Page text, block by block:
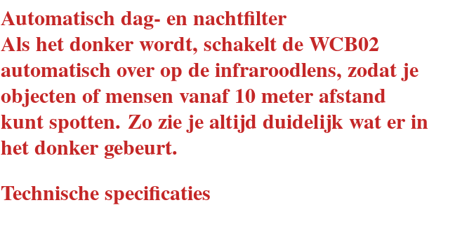
Automatisch dag- en nachtfilter
Als het donker wordt, schakelt de WCB02
automatisch over op de infraroodlens, zodat je
objecten of mensen vanaf 10 meter afstand
kunt spotten. Zo zie je altijd duidelijk wat er in
het donker gebeurt.
Technische specificaties